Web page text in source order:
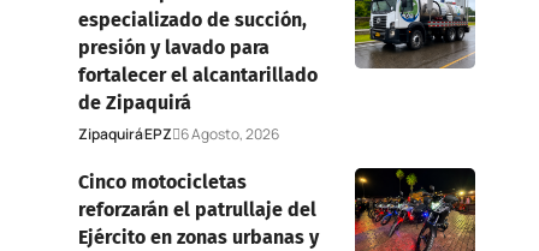
especializado de succión,
presión y lavado para
fortalecer el alcantarillado
de Zipaquirá
ZipaquiráEPZ 6 Agosto, 2026
Cinco motocicletas
reforzarán el patrullaje del
Ejército en zonas urbanas y